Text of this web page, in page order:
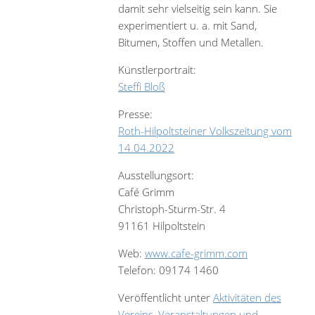
damit sehr vielseitig sein kann. Sie
experimentiert u. a. mit Sand,
Bitumen, Stoffen und Metallen.
Künstlerportrait:
Steffi Bloß
Presse:
Roth-Hilpoltsteiner Volkszeitung vom
14.04.2022
Ausstellungsort:
Café Grimm
Christoph-Sturm-Str. 4
91161 Hilpoltstein
Web: www.cafe-grimm.com
Telefon: 09174 1460
Veröffentlicht unter Aktivitäten des